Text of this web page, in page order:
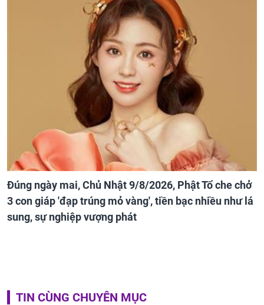
Đúng ngày mai, Chủ Nhật 9/8/2026, Phật Tổ che chở
3 con giáp 'đạp trúng mỏ vàng', tiền bạc nhiều như lá
sung, sự nghiệp vượng phát
TIN CÙNG CHUYÊN MỤC